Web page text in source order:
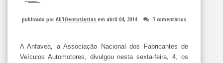
publicado por AUTOentusiastas em abril 04, 2014 7 comentários
A Anfavea, a Associação Nacional dos Fabricantes de
Veículos Automotores, divulgou nesta sexta-feira, 4, os